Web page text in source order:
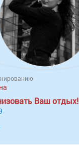
ежедневно;
в 3 дня;
– 1 раз в 3 дня.
Ваш отдых!